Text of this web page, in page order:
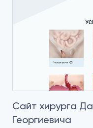
Сайт хирурга
Георгиевича